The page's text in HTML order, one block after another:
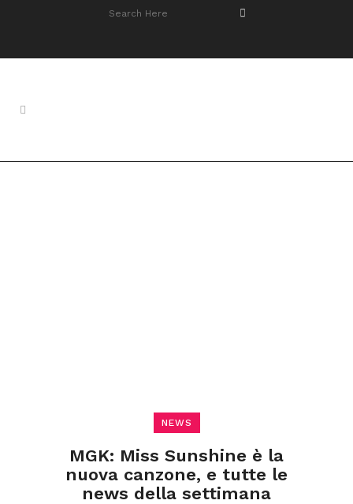
NEWS
MGK: Miss Sunshine è la
nuova canzone, e tutte le
news della settimana